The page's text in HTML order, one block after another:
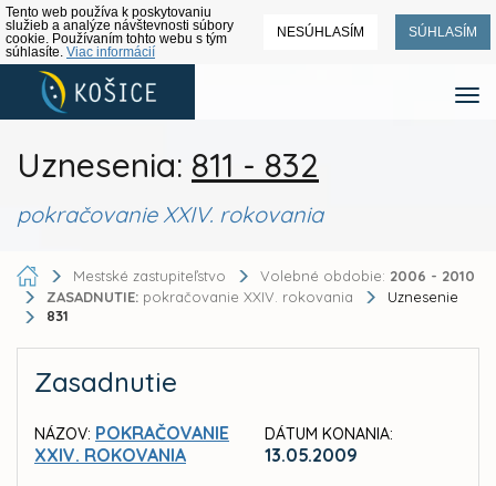
Tento web používa k poskytovaniu
služieb a analýze návštevnosti súbory
cookie. Používaním tohto webu s tým
súhlasíte. Viac informácií
NESÚHLASÍM SÚHLASÍM
Uznesenia: 811 - 832
pokračovanie XXIV. rokovania
Mestské zastupiteľstvo Volebné obdobie: 2006 - 2010
ZASADNUTIE: pokračovanie XXIV. rokovania
Uznesenie
831
Zasadnutie
NÁZOV: POKRAČOVANIE
XXIV. ROKOVANIA
DÁTUM KONANIA:
13.05.2009